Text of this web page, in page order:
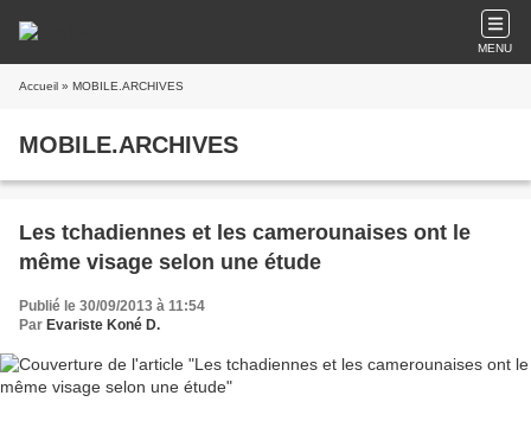
MENU
Accueil » MOBILE.ARCHIVES
MOBILE.ARCHIVES
Les tchadiennes et les camerounaises ont le
même visage selon une étude
Publié le 30/09/2013 à 11:54
Par Evariste Koné D.